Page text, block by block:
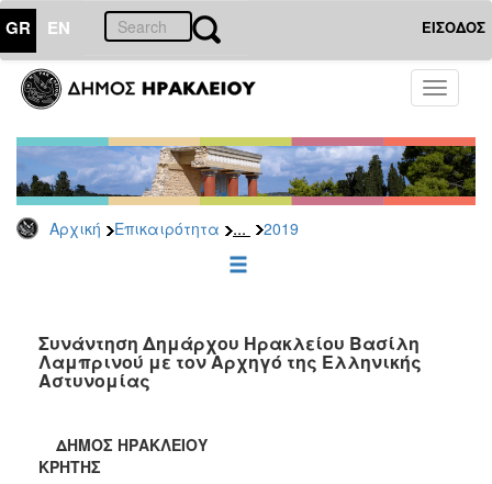
GR EN ΕΙΣΟΔΟΣ
Toggle
Αρχική Επικαιρότητα ... 2019
ΕΠΙΚΑΙΡΟΤΗΤΑ
Τύπου
Αρχείο
2026
2025
2022
2021
2019
2018
Συνάντηση Δημάρχου Ηρακλείου Βασίλη
Λαμπρινού με τον Αρχηγό της Ελληνικής
Αστυνομίας
ΔΗΜΟΣ ΗΡΑΚΛΕΙΟΥ
ΚΡΗΤΗΣ